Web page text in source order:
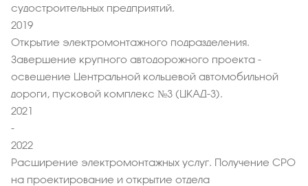
судостроительных предприятий.
2019
Открытие электромонтажного подразделения.
Завершение крупного автодорожного проекта -
освещение Центральной кольцевой автомобильной
дороги, пусковой комплекс №3 (ЦКАД-3).
2021
-
2022
Расширение электромонтажных услуг. Получение СРО
на проектирование и открытие отдела